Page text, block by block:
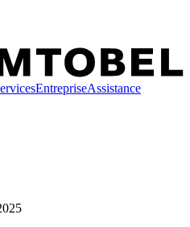
EntrepriseAssistance